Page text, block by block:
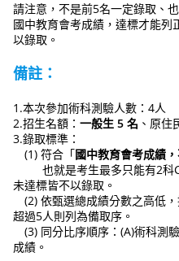
請注意，不是前5名一定錄取、
國中教育會考成績，達標才能
以錄取。
備註：
1.本次參加術科測驗人數：4人
2.招生名額：一般生 5 名 、原住
3.錄取標準：
(1) 符合「國中教育會考成績
也就是考生最多只能有2科C
未達標皆不以錄取。
(2) 依甄選總成績分數之高低
超過5人則列為備取序。
(3) 同分比序順序：(A)術科測
成績。